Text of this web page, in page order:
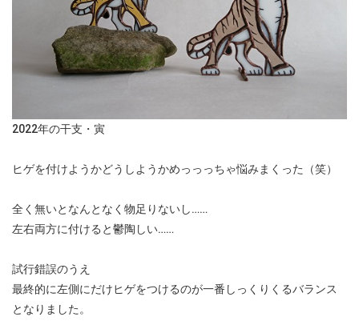
2022年の干支・寅
ヒゲを付けようかどうしようかめっっっちゃ悩みまくった（笑）
全く無いとなんとなく物足りないし……
左右両方に付けると鬱陶しい……
試行錯誤のうえ
最終的に左側にだけヒゲをつけるのが一番しっくりくるバランス
となりました。